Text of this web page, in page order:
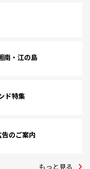
南・江の島
ド特集
告のご案内
もっと見る